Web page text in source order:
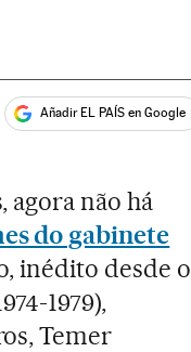
Añadir EL PAÍS en Google
agora não há
do gabinete
inédito desde o
1979),
Temer